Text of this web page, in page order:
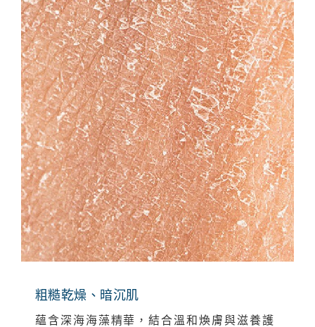
粗糙乾燥、暗沉肌
蘊含深海海藻精華，結合溫和煥膚與滋養護